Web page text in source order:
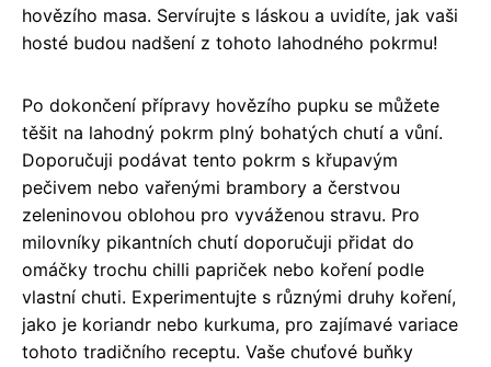
hovězího masa. Servírujte s láskou a uvidíte, jak vaši
hosté budou nadšení z tohoto lahodného pokrmu!
Po dokončení přípravy hovězího pupku se můžete
těšit na lahodný pokrm plný bohatých chutí a vůní.
Doporučuji podávat tento pokrm s křupavým
pečivem nebo vařenými brambory a čerstvou
zeleninovou oblohou pro vyváženou stravu. Pro
milovníky pikantních chutí doporučuji přidat do
omáčky trochu chilli papriček nebo koření podle
vlastní chuti. Experimentujte s různými druhy koření,
jako je koriandr nebo kurkuma, pro zajímavé variace
tohoto tradičního receptu. Vaše chuťové buňky